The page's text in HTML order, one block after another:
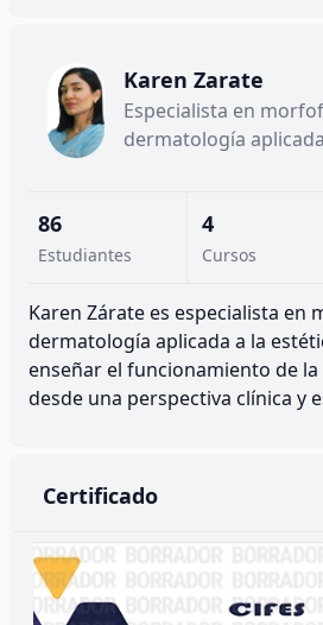
Karen Zarate
Especialista en
dermatología
86
Estudiantes
4
Cursos
Karen Zárate es especialista en
dermatología aplicada a la
enseñar el funcionamiento de
desde una perspectiva clínica y
Certificado